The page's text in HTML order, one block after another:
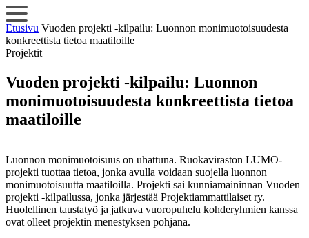
Siirry
sisältöön
Etusivu Vuoden projekti -kilpailu: Luonnon monimuotoisuudesta
konkreettista tietoa maatiloille
Projektit
Vuoden projekti -kilpailu: Luonnon
monimuotoisuudesta konkreettista tietoa
maatiloille
Luonnon monimuotoisuus on uhattuna. Ruokaviraston LUMO-
projekti tuottaa tietoa, jonka avulla voidaan suojella luonnon
monimuotoisuutta maatiloilla. Projekti sai kunniamaininnan Vuoden
projekti -kilpailussa, jonka järjestää Projektiammattilaiset ry.
Huolellinen taustatyö ja jatkuva vuoropuhelu kohderyhmien kanssa
ovat olleet projektin menestyksen pohjana.